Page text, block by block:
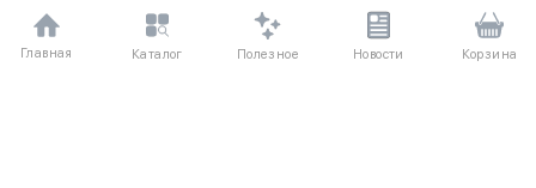
Главная Каталог Полезное Новости Корзина